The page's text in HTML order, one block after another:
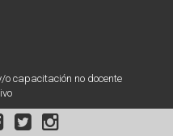
capacitación no docente